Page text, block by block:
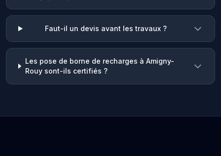
Faut-il un devis avant les travaux ?
Les pose de borne de recharges à Amigny-
Rouy sont-ils certifiés ?